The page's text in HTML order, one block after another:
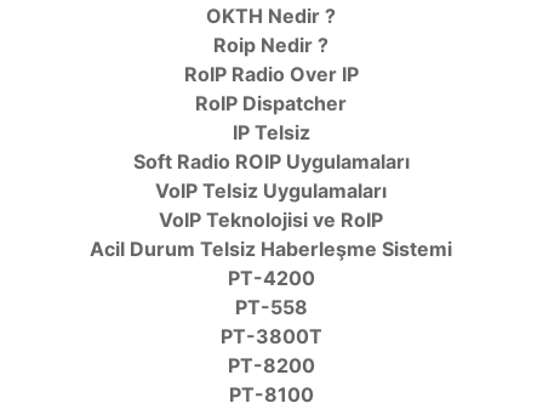
OKTH Nedir ?
Roip Nedir ?
RoIP Radio Over IP
RoIP Dispatcher
IP Telsiz
Soft Radio ROIP Uygulamaları
VoIP Telsiz Uygulamaları
VoIP Teknolojisi ve RoIP
Acil Durum Telsiz Haberleşme Sistemi
PT-4200
PT-558
PT-3800T
PT-8200
PT-8100